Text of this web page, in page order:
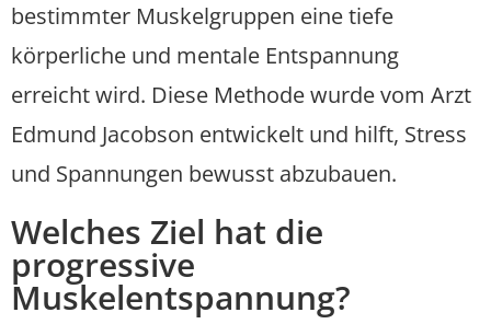
bestimmter Muskelgruppen eine tiefe
körperliche und mentale Entspannung
erreicht wird. Diese Methode wurde vom Arzt
Edmund Jacobson entwickelt und hilft, Stress
und Spannungen bewusst abzubauen.
Welches Ziel hat die
progressive
Muskelentspannung?